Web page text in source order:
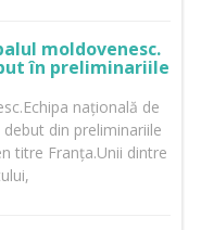
moldovenesc.
în preliminariile
națională de
din preliminariile
titre Franța.Unii dintre